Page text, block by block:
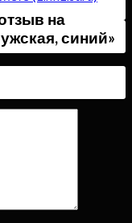
на
синий»